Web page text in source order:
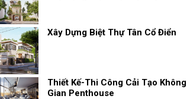
Xây Dựng Biệt Thự Tân Cổ Điển
Thiết Kế-Thi Công Cải Tạo Không
Gian Penthouse